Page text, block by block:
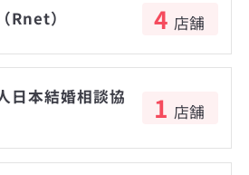
Rnet） 4 店舗
日本結婚相談協
1 店舗